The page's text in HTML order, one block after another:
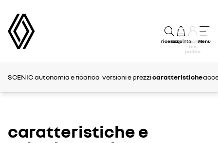
ricercaacquistoaccedi al
tuo
profilo
Menu
SCENICautonomia e ricarica versioni e prezzicaratteristiche
caratteristiche e